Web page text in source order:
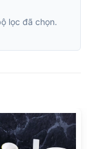
lọc đã chọn.